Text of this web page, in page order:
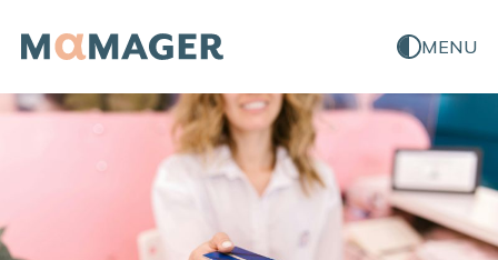
MENU